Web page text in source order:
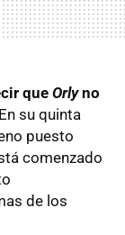
queOrlyno
su quinta
puesto
comenzado
de los